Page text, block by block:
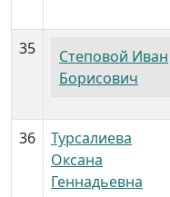
35
Степовой Иван
Борисович
36
Турсалиева
Оксана
Геннадьевна